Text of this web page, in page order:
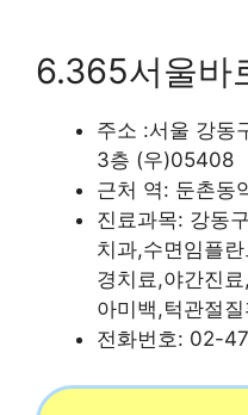
6.365서울바
주소 :서울 강동
3층 (우)05408
근처 역: 둔촌동
진료과목: 강동
치과,수면임플
경치료,야간진
아미백,턱관절질
전화번호: 02-